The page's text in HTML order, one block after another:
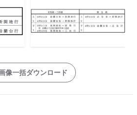
像一括ダウンロード